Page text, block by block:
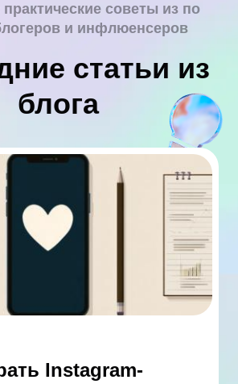
советы из по
и инфлюенсеров
статьи из
блога
Instagram-